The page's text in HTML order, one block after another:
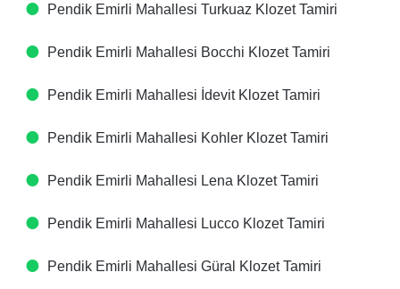
Pendik Emirli Mahallesi Turkuaz Klozet Tamiri
Pendik Emirli Mahallesi Bocchi Klozet Tamiri
Pendik Emirli Mahallesi İdevit Klozet Tamiri
Pendik Emirli Mahallesi Kohler Klozet Tamiri
Pendik Emirli Mahallesi Lena Klozet Tamiri
Pendik Emirli Mahallesi Lucco Klozet Tamiri
Pendik Emirli Mahallesi Güral Klozet Tamiri